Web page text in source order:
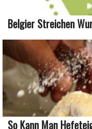
Belgier Streichen
So Kann Man